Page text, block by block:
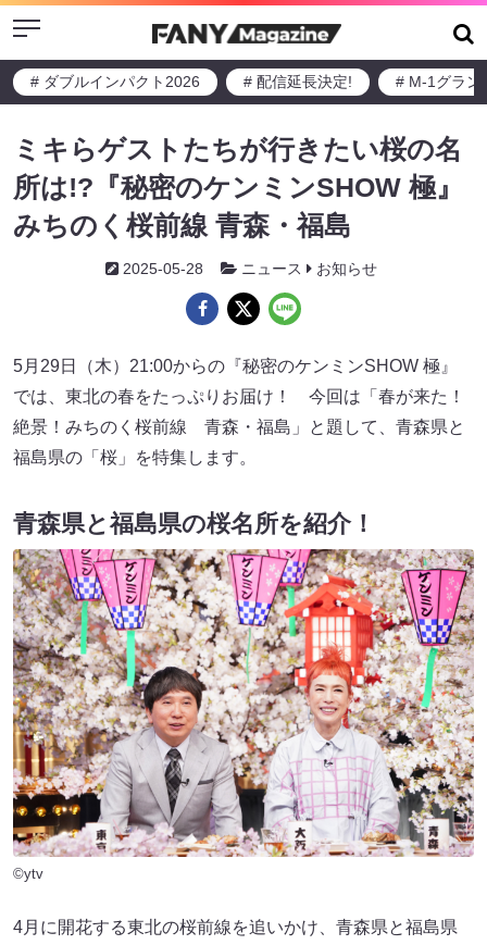
Menu
# ダブルインパクト2026 # 配信延長決定! # M-1グラン
ミキらゲストたちが行きたい桜の名
所は!?『秘密のケンミンSHOW 極』
みちのく桜前線 青森・福島
2025-05-28 ニュース お知らせ
5月29日（木）21:00からの『秘密のケンミンSHOW 極』
では、東北の春をたっぷりお届け！ 今回は「春が来た！
絶景！みちのく桜前線 青森・福島」と題して、青森県と
福島県の「桜」を特集します。
青森県と福島県の桜名所を紹介！
©ytv
4月に開花する東北の桜前線を追いかけ、青森県と福島県